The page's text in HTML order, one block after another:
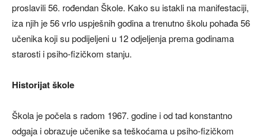
proslavili 56. rođendan Škole. Kako su istakli na manifestaciji,
iza njih je 56 vrlo uspješnih godina a trenutno školu pohađa 56
učenika koji su podijeljeni u 12 odjeljenja prema godinama
starosti i psiho-fizičkom stanju.
Historijat škole
Škola je počela s radom 1967. godine i od tad konstantno
odgaja i obrazuje učenike sa teškoćama u psiho-fizičkom